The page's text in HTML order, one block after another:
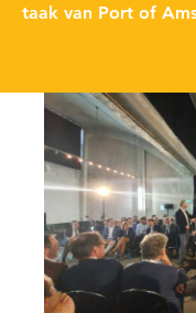
taak van Port of